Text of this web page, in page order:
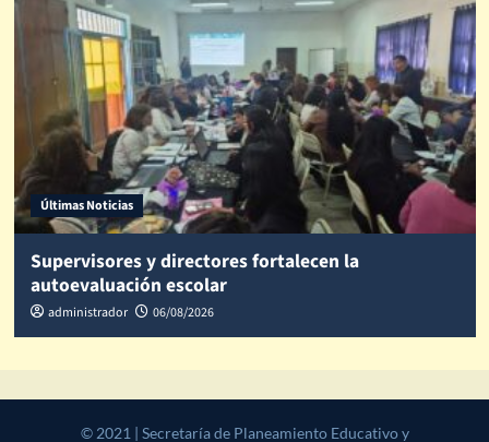
Últimas Noticias
Supervisores y directores fortalecen la
autoevaluación escolar
administrador 06/08/2026
© 2021 | Secretaría de Planeamiento Educativo y Desarrollo